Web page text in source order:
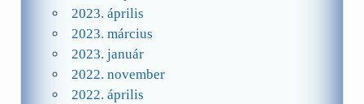
2023. április
2023. március
2023. január
2022. november
2022. április